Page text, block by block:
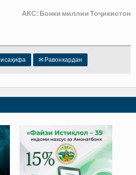
АКС: Бонки миллии Тоҷикистон
саҳифа ✉ Равон кардан